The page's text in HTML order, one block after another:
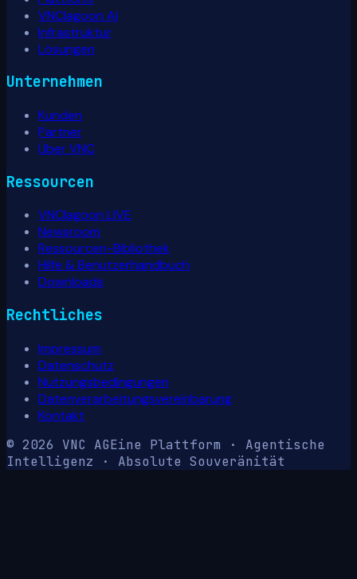
VNClagoon AI
Infrastruktur
Lösungen
Unternehmen
Kunden
Partner
Über VNC
Ressourcen
VNClagoon LIVE
Newsroom
Ressourcen-Bibliothek
Hilfe & Benutzerhandbuch
Downloads
Rechtliches
Impressum
Datenschutz
Nutzungsbedingungen
Datenverarbeitungsvereinbarung
Kontakt
© 2026 VNC AGEine Plattform · Agentische
Intelligenz · Absolute Souveränität